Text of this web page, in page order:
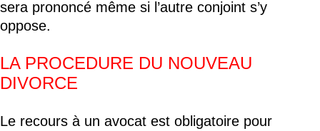
sera prononcé même si l’autre conjoint s’y
oppose.
LA PROCEDURE DU NOUVEAU
DIVORCE
Le recours à un avocat est obligatoire pour